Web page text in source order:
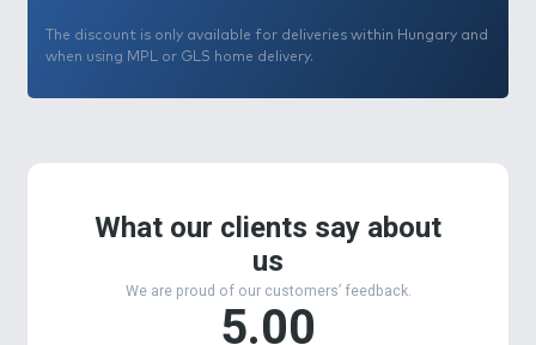
körülményei között. Ajánlása szerint: "100%
biztonság a harc közben még rekordhalakkal
szemben is!"
- szín: sárga
The discount is only available for deliveries within Hungary and
when using MPL or GLS home delivery.